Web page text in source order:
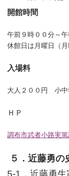
開館時間
午前９時００分～
休館日は月曜日（
入場料
大人２００円 小
ＨＰ
調布市武者小路実
５．近藤勇の
5-1．近藤勇生